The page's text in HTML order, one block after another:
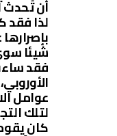
أن تُحدث
لذا فقد
شيئا
فقد
لتلك
كان